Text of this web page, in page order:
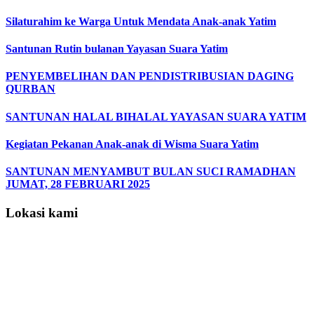
Silaturahim ke Warga Untuk Mendata Anak-anak Yatim
Santunan Rutin bulanan Yayasan Suara Yatim
PENYEMBELIHAN DAN PENDISTRIBUSIAN DAGING
QURBAN
SANTUNAN HALAL BIHALAL YAYASAN SUARA YATIM
Kegiatan Pekanan Anak-anak di Wisma Suara Yatim
SANTUNAN MENYAMBUT BULAN SUCI RAMADHAN
JUMAT, 28 FEBRUARI 2025
Lokasi kami